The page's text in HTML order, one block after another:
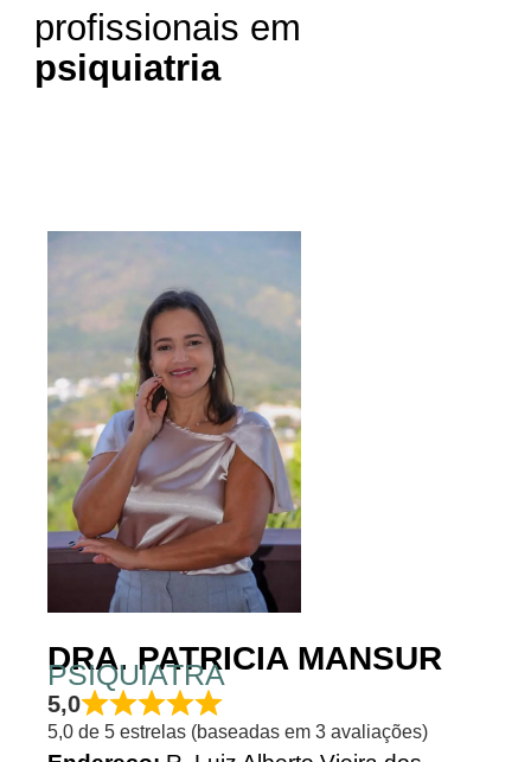
profissionais em
psiquiatria
DRA. PATRICIA MANSUR
PSIQUIATRA
5,0
5,0 de 5 estrelas (baseadas em 3 avaliações)